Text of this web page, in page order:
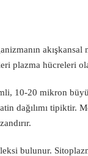
plazma hücreleri
10-20 mikron
dağılımı tipiktir.
bulunur.